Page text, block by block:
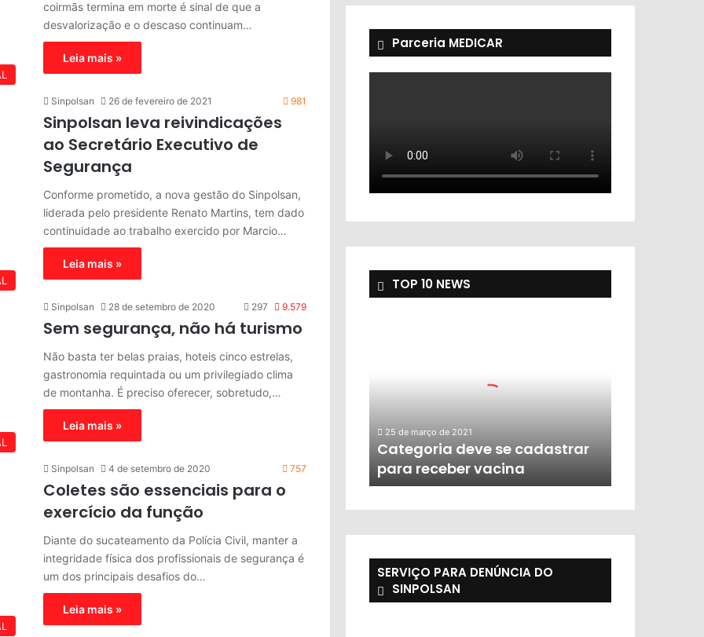
coirmãs termina em morte é sinal de que a
desvalorização e o descaso continuam…
Leia mais »
Sinpolsan 26 de fevereiro de 2021 981
Sinpolsan leva reivindicações
ao Secretário Executivo de
Segurança
Conforme prometido, a nova gestão do Sinpolsan,
liderada pelo presidente Renato Martins, tem dado
continuidade ao trabalho exercido por Marcio…
Leia mais »
Sinpolsan 28 de setembro de 2020 297 9.579
Sem segurança, não há turismo
Não basta ter belas praias, hoteis cinco estrelas,
gastronomia requintada ou um privilegiado clima
de montanha. É preciso oferecer, sobretudo,…
Leia mais »
Sinpolsan 4 de setembro de 2020 757
Coletes são essenciais para o
exercício da função
Diante do sucateamento da Polícia Civil, manter a
integridade física dos profissionais de segurança é
um dos principais desafios do…
Leia mais »
Parceria MEDICAR
TOP 10 NEWS
25 de março de 2021
Categoria deve se cadastrar
para receber vacina
SERVIÇO PARA DENÚNCIA DO
SINPOLSAN